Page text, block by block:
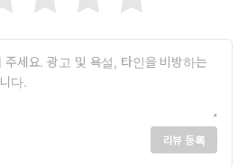
리뷰 등록